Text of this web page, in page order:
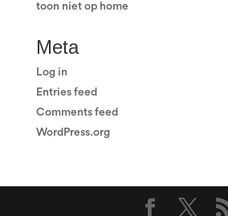
toon niet op home
Meta
Log in
Entries feed
Comments feed
WordPress.org